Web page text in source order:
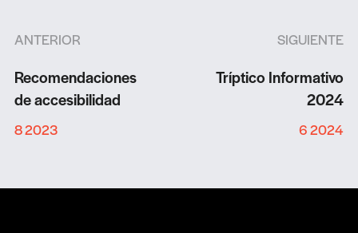
ANTERIOR
Recomendaciones
de accesibilidad
8 2023
SIGUIENTE
Tríptico Informativo
2024
6 2024